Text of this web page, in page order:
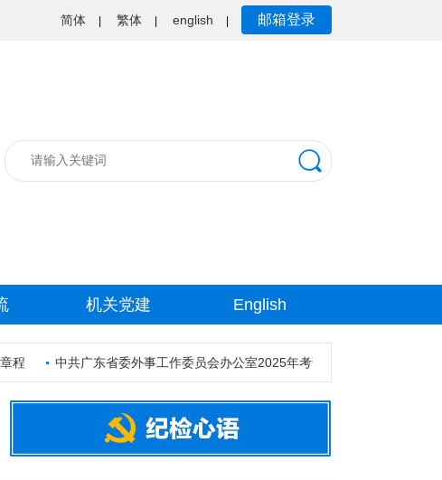
简体 繁体 english 邮箱登录
机关党建 English
中共广东省委外事工作委员会办公室2025年考试录用公务员资格审核公